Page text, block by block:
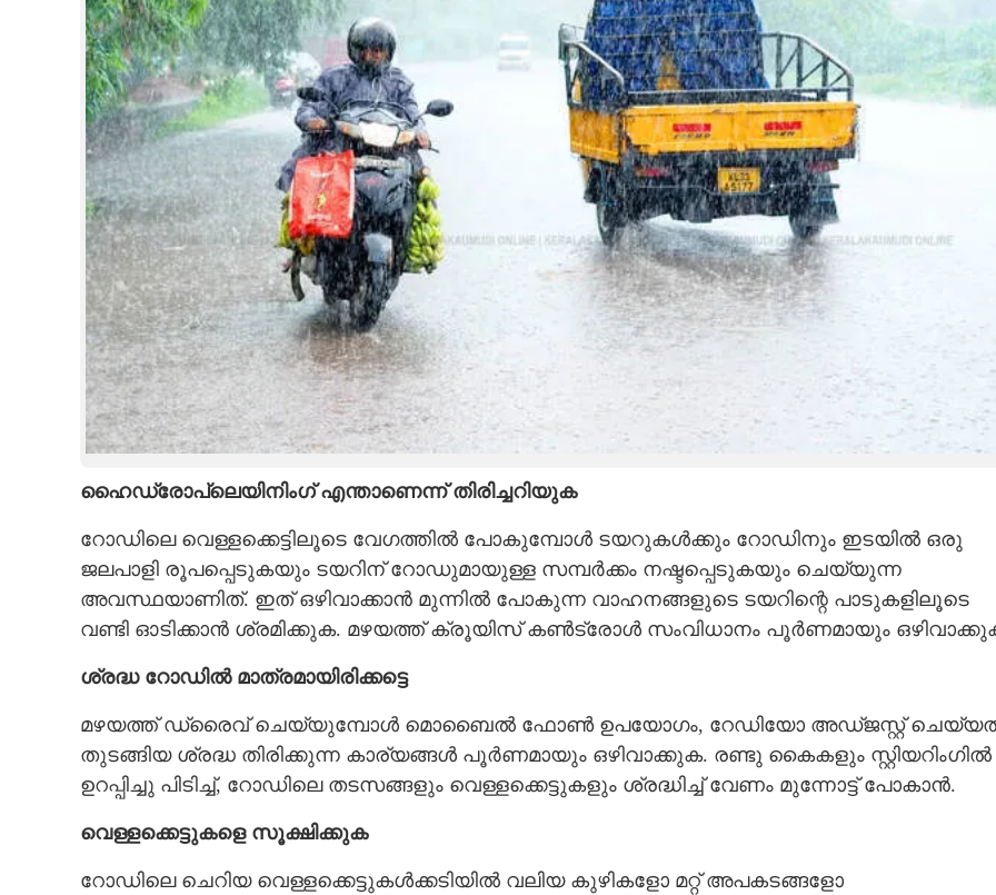
ഹൈഡ്രോപ്ലെയിനിംഗ് എന്താണെന്ന് തിരിച്ചറിയുക
റോഡിലെ വെള്ളക്കെട്ടിലൂടെ വേഗത്തിൽ പോകുമ്പോൾ ടയറുകൾക്കും റോഡിനും ഇടയിൽ ഒരു
ജലപാളി രൂപപ്പെടുകയും ടയറിന് റോഡുമായുള്ള സമ്പർക്കം നഷ്ടപ്പെടുകയും ചെയ്യുന്ന
അവസ്ഥയാണിത്. ഇത് ഒഴിവാക്കാൻ മുന്നിൽ പോകുന്ന വാഹനങ്ങളുടെ ടയറിന്റെ പാടുകളിലൂടെ
വണ്ടി ഓടിക്കാൻ ശ്രമിക്കുക. മഴയത്ത് ക്രൂയിസ് കൺട്രോൾ സംവിധാനം പൂർണമായും
ശ്രദ്ധ റോഡിൽ മാത്രമായിരിക്കട്ടെ
മഴയത്ത് ഡ്രൈവ് ചെയ്യുമ്പോൾ മൊബൈൽ ഫോൺ ഉപയോഗം, റേഡിയോ അഡ്ജസ്റ്റ്
തുടങ്ങിയ ശ്രദ്ധ തിരിക്കുന്ന കാര്യങ്ങൾ പൂർണമായും ഒഴിവാക്കുക. രണ്ടു കൈകളും സ്റ്റിയറിംഗിൽ
ഉറപ്പിച്ചു പിടിച്ച്, റോഡിലെ തടസങ്ങളും വെള്ളക്കെട്ടുകളും ശ്രദ്ധിച്ച് വേണം മുന്നോട്ട് പോകാൻ.
വെള്ളക്കെട്ടുകളെ സൂക്ഷിക്കുക
റോഡിലെ ചെറിയ വെള്ളക്കെട്ടുകൾക്കടിയിൽ വലിയ കുഴികളോ മറ്റ് അപകടങ്ങളോ